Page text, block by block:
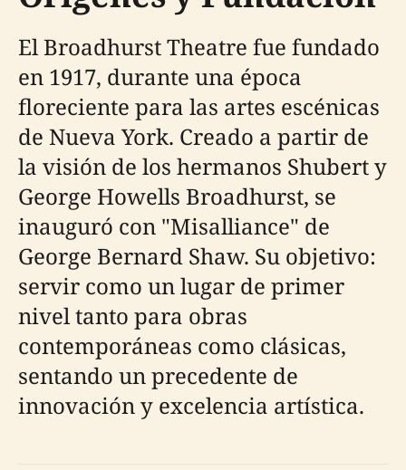
El Broadhurst Theatre fue fundado
en 1917, durante una época
floreciente para las artes escénicas
de Nueva York. Creado a partir de
la visión de los hermanos Shubert y
George Howells Broadhurst, se
inauguró con "Misalliance" de
George Bernard Shaw. Su objetivo:
servir como un lugar de primer
nivel tanto para obras
contemporáneas como clásicas,
sentando un precedente de
innovación y excelencia artística.